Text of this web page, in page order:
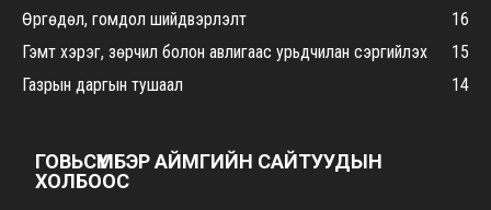
Өргөдөл, гомдол шийдвэрлэлт
16
Гэмт хэрэг, зөрчил болон авлигаас урьдчилан сэргийлэх
15
Газрын даргын тушаал
14
ГОВЬСҮМБЭР АЙМГИЙН САЙТУУДЫН
ХОЛБООС